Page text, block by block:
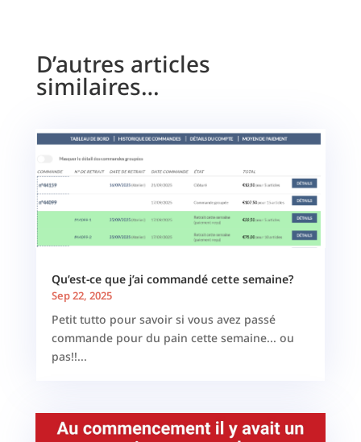
D’autres articles
similaires…
Qu’est-ce que j’ai commandé cette semaine?
Sep 22, 2025
Petit tutto pour savoir si vous avez passé
commande pour du pain cette semaine... ou
pas!!...